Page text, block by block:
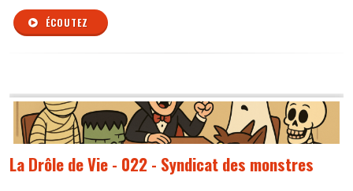
ÉCOUTEZ
La Drôle de Vie - 022 - Syndicat des monstres